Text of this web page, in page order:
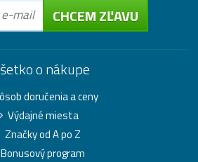
CHCEM ZĽAVU
o nákupe
doručenia a ceny
Výdajné miesta
Značky od A po Z
Bonusový program